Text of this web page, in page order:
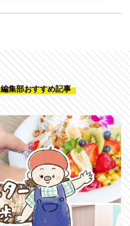
編集部おすすめ記事